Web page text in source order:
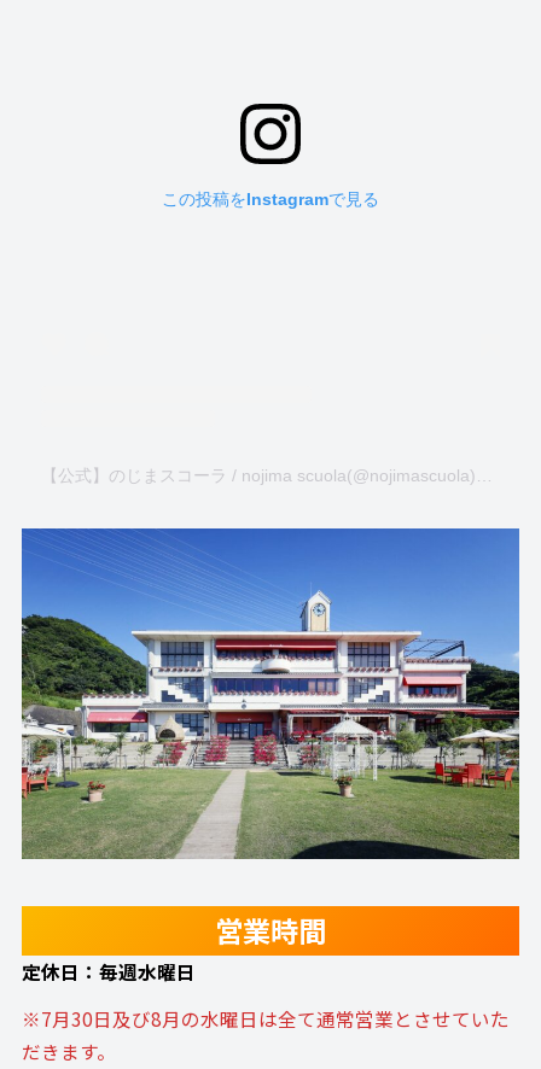
この投稿をInstagramで見る
【公式】のじまスコーラ / nojima scuola(@nojimascuola)がシェアした投稿
営業時間
定休日：毎週水曜日
※7月30日及び8月の水曜日は全て通常営業とさせていた
だきます。